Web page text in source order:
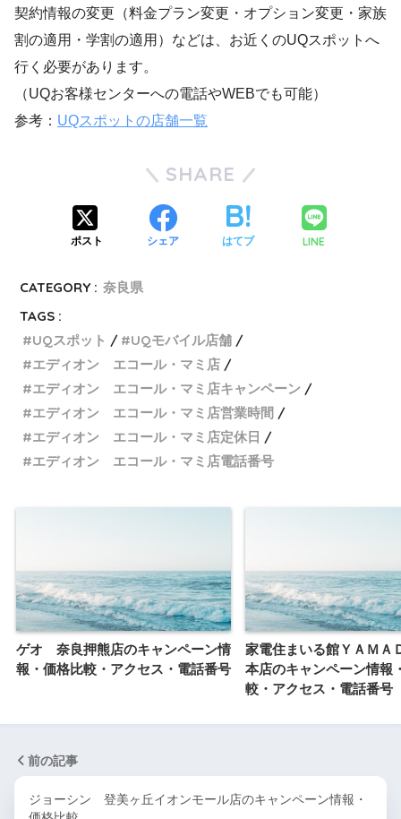
契約情報の変更（料金プラン変更・オプション変更・家族
割の適用・学割の適用）などは、お近くのUQスポットへ
行く必要があります。
（UQお客様センターへの電話やWEBでも可能）
参考： UQスポットの店舗一覧
SHARE
ポスト シェア はてブ LINE
CATEGORY : 奈良県
TAGS :
UQスポット
UQモバイル店舗
エディオン エコール・マミ店
エディオン エコール・マミ店キャンペーン
エディオン エコール・マミ店営業時間
エディオン エコール・マミ店定休日
エディオン エコール・マミ店電話番号
ゲオ 奈良押熊店のキャンペーン情
報・価格比較・アクセス・電話番号
家電住まいる館ＹＡＭ
本店のキャンペーン情報
較・アクセス・電話番号
前の記事
ジョーシン 登美ヶ丘イオンモール店のキャンペーン情報・